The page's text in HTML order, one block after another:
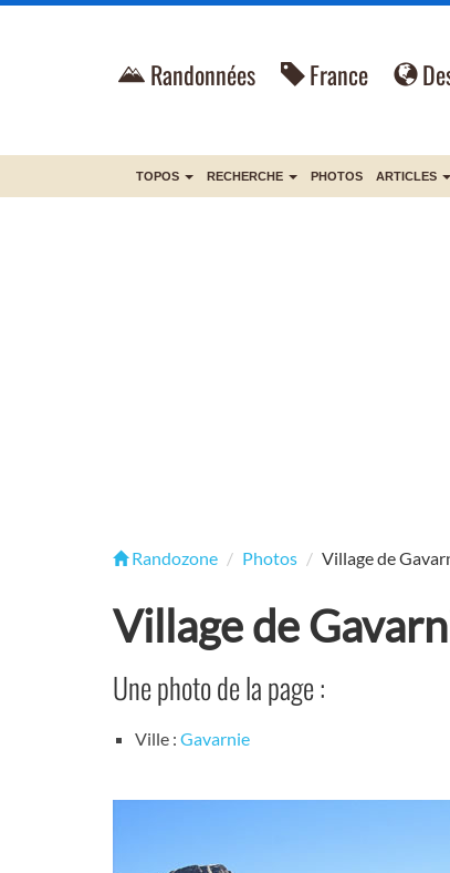
Randonnées France
TOPOS RECHERCHE PHOTOS ARTICLES
Randozone Photos Village de
Village de
Une photo de la page :
Ville : Gavarnie